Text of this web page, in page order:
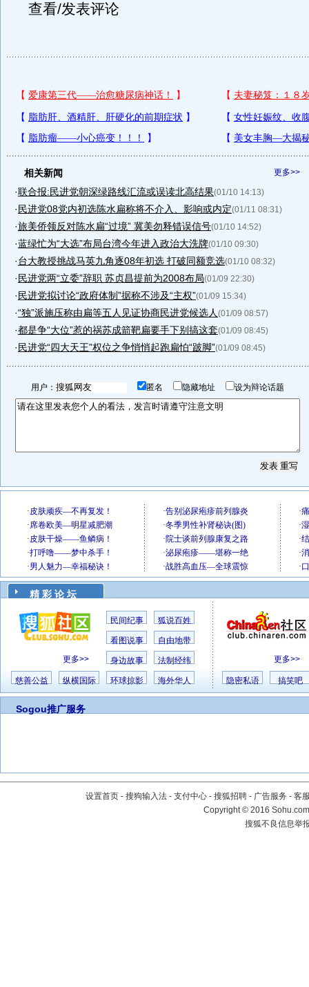
查看/发表评论
更多>>
相关新闻
·联合报:民进党朝深绿路线汇流或误读北高结果(01/10 14:13)
· 民进党08党内初选陈水扁称将不介入、影响或内定(01/11 08:31)
·旅美侨领反对陈水扁“过境” 冀美勿释错误信号(01/10 14:52)
·蓝绿忙为“大选”布局台湾今年进入政治大洗牌(01/10 09:30)
·台大教授挑战马英九角逐08年初选 打破同额竞选(01/10 08:32)
· 民进党两“立委”辞职 苏贞昌提前为2008布局(01/09 22:30)
· 民进党拟讨论“政府体制”据称不涉及“主权”(01/09 15:34)
·“独”派施压称由扁等五人见证协商民进党候选人 (01/09 08:57)
·都是争“大位”惹的祸苏成箭靶扁要手下别搞这套(01/09 08:45)
· 民进党“四大天王”权位之争悄悄起跑扁怕“跛脚”(01/09 08:45)
用户： 匿名 隐藏地址 设为辩论话题
精 彩 论 坛
更多>>
民间纪事 狐说百姓
看图说事 自由地带
身边故事 法制经纬
慈善公益 纵横国际 环球掠影 海外华人
更多>>
隐密私语 搞笑吧
Sogou推广服务
设置首页 - 搜狗输入法 - 支付中心 - 搜狐招聘 - 广告服务 - 客
Copyright©2016
搜狐不良信息举